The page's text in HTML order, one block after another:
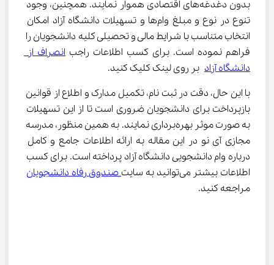
بدون دغدغه‌های اقتصادی هموار نمایند. همچنین، وجود
تنوع در نوع و مبلغ وام‌ها و تسهیلات دانشگاه آزاد امکان
انتخاب متناسب با شرایط مالی و تحصیلی کلیه دانشجویان را
فراهم نموده است. برای کسب اطلاعات راجب انصراف از
دانشگاه آزاد بر روی لینک کلیک کنید.
با این حال، دقت در ثبت نام، تکمیل مدارک و اطلاع از قوانین
بازپرداخت برای دانشجویان ضروری است تا از این تسهیلات
به صورت موثر بهره‌برداری نمایند. به همین منظور، مدرسه
مجازی آی نو در این مقاله به ارائه اطلاعات جامع و کامل
درباره وام دانشجویی دانشگاه آزاد پرداخته است. برای کسب
اطلاعات بیشتر می‌توانید به سایت
صندوق رفاه دانشجویان
مراجعه کنید.